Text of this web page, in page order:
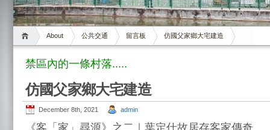
About 公共交通 留言板 仿國父家鄉大宅建造
禁區內的一條村落.....
仿國父家鄉大宅建造
December 8th, 2021 admin
《客「家」尋源》之二｜葉定仕故居存客家傳奇